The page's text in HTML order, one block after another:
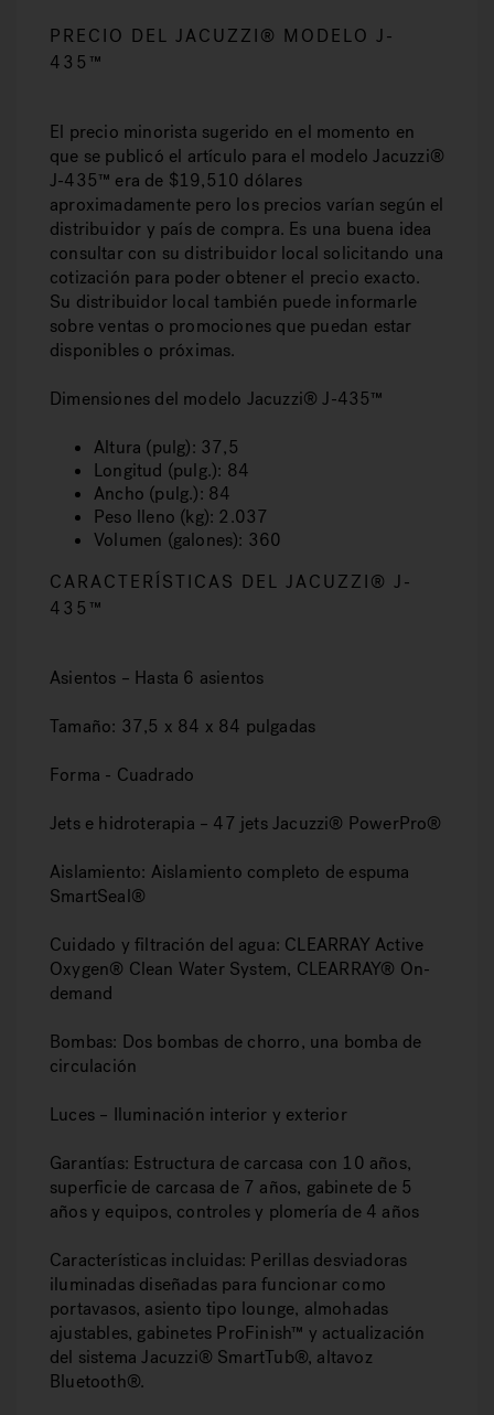
PRECIO DEL JACUZZI® MODELO J-
435™
El precio minorista sugerido en el momento en
que se publicó el artículo para el modelo Jacuzzi®
J-435™ era de $19,510 dólares
aproximadamente pero los precios varían según el
distribuidor y país de compra. Es una buena idea
consultar con su distribuidor local solicitando una
cotización para poder obtener el precio exacto.
Su distribuidor local también puede informarle
sobre ventas o promociones que puedan estar
disponibles o próximas.
Dimensiones del modelo Jacuzzi® J-435™
Altura (pulg): 37,5
Longitud (pulg.): 84
Ancho (pulg.): 84
Peso lleno (kg): 2.037
Volumen (galones): 360
CARACTERÍSTICAS DEL JACUZZI® J-
435™
Asientos – Hasta 6 asientos
Tamaño: 37,5 x 84 x 84 pulgadas
Forma - Cuadrado
Jets e hidroterapia – 47 jets Jacuzzi® PowerPro®
Aislamiento: Aislamiento completo de espuma
SmartSeal®
Cuidado y filtración del agua: CLEARRAY Active
Oxygen® Clean Water System, CLEARRAY® On-
demand
Bombas: Dos bombas de chorro, una bomba de
circulación
Luces – Iluminación interior y exterior
Garantías: Estructura de carcasa con 10 años,
superficie de carcasa de 7 años, gabinete de 5
años y equipos, controles y plomería de 4 años
Características incluidas: Perillas desviadoras
iluminadas diseñadas para funcionar como
portavasos, asiento tipo lounge, almohadas
ajustables, gabinetes ProFinish™ y actualización
del sistema Jacuzzi® SmartTub®, altavoz
Bluetooth®.